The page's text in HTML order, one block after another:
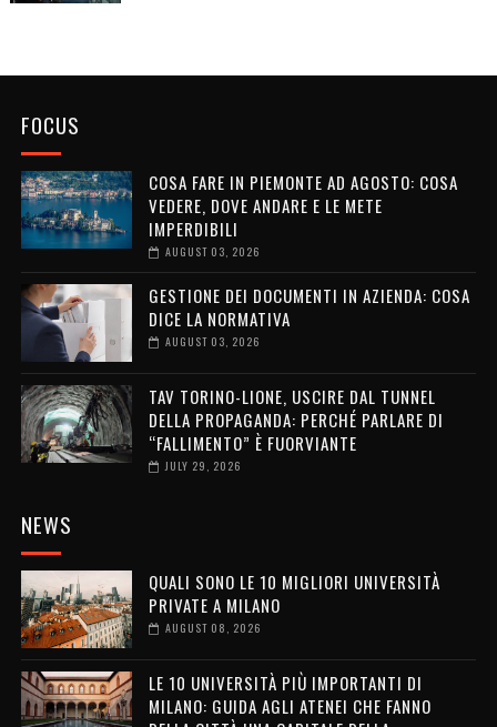
FOCUS
COSA FARE IN PIEMONTE AD AGOSTO: COSA
VEDERE, DOVE ANDARE E LE METE
IMPERDIBILI
AUGUST 03, 2026
GESTIONE DEI DOCUMENTI IN AZIENDA: COSA
DICE LA NORMATIVA
AUGUST 03, 2026
TAV TORINO-LIONE, USCIRE DAL TUNNEL
DELLA PROPAGANDA: PERCHÉ PARLARE DI
“FALLIMENTO” È FUORVIANTE
JULY 29, 2026
NEWS
QUALI SONO LE 10 MIGLIORI UNIVERSITÀ
PRIVATE A MILANO
AUGUST 08, 2026
LE 10 UNIVERSITÀ PIÙ IMPORTANTI DI
MILANO: GUIDA AGLI ATENEI CHE FANNO